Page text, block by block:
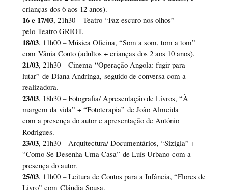
crianças dos 6 aos 12 anos).
16 e 17/03, 21h30 – Teatro “Faz escuro nos olhos”
pelo Teatro GRIOT.
18/03, 11h00 – Música Oficina, “Som a som, tom a tom”
com Vânia Couto (adultos + crianças dos 2 aos 10 anos).
21/03, 21h30 – Cinema “Operação Angola: fugir para
lutar” de Diana Andringa, seguido de conversa com a
realizadora.
23/03, 18h30 – Fotografia/ Apresentação de Livros, “À
margem da vida” + “Fototerapia” de João Almeida
com a presença do autor e apresentação de António
Rodrigues.
23/03, 21h30 – Arquitectura/ Documentários, “Sizígia” +
“Como Se Desenha Uma Casa” de Luís Urbano com a
presença do autor.
25/03, 11h00 – Leitura de Contos para a Infância, “Flores de
Livro” com Cláudia Sousa.